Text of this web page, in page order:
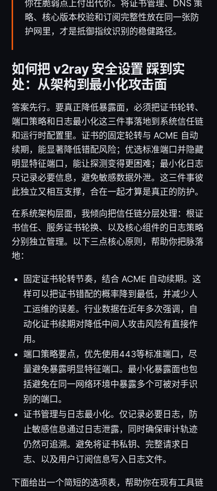
你在脆弱点上付出代价。将证书管理、DNS 策
略、核心版本校验和订阅完整性放在同一张防
护网里，才是抵御指纹识别的稳健路径。
如何把 v2ray 安全设置 踩到实
处：从架构到最小化攻击面
答案先行。要真正降低暴露面，必须把证书轮转、
端口策略和日志最小化这三件事落地到系统信任链
和运行时配置里。证书的固定轮转与 ACME 自动
续期，能显著降低错配风险；优选标准端口并隐藏
明显特征端口，能让探测变得更困难；最小化日志
只记录必要信息，避免敏感数据外泄。这三件事彼
此独立又相互支撑，合在一起才算是真正的防护。
在系统架构层面，我倾向把信任链分层处理：根证
书信任、服务证书轮换、以及核心组件的日志策略
分别独立管理。以下三点核心原则，帮助你把脉落
地：
固定证书轮转节奏，结合 ACME 自动续期。这
样可以把证书错配的概率降到最低，并减少人
工运维的误差。行业数据在近年多次强调，自
动化证书续期对降低中间人攻击风险有直接作
用。
端口策略要点，优先使用443等标准端口，尽
量避免暴露明显特征端口。最小化暴露面也包
括避免在同一网络环境中暴露多个可被对手识
别的端口。
证书管理与日志最小化。仅记录必要日志，防
止敏感信息通过日志泄露，同时确保审计轨迹
仍然可追溯。避免将证书私钥、完整请求日
志、以及用户订阅信息写入日志文件。
下面给出一个简短的选项表，帮助你在现有工具链